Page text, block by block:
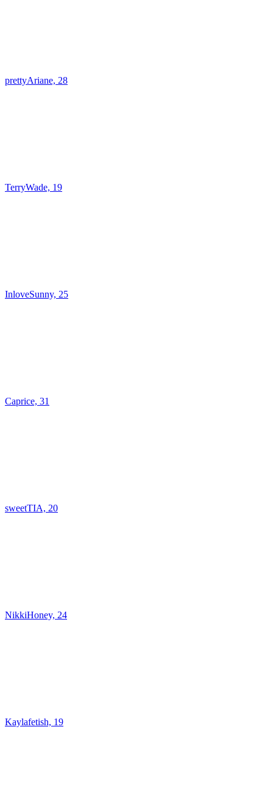
prettyAriane, 28
TerryWade, 19
InloveSunny, 25
Caprice, 31
sweetTIA, 20
NikkiHoney, 24
Kaylafetish, 19